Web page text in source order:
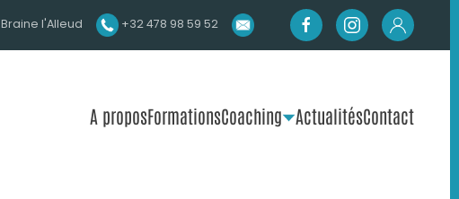
Braine l'Alleud +32 478 98 59 52
A proposFormationsCoaching ActualitésContact